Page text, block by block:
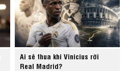
Ai sẽ thua khi Vinicius rời
Real Madrid?